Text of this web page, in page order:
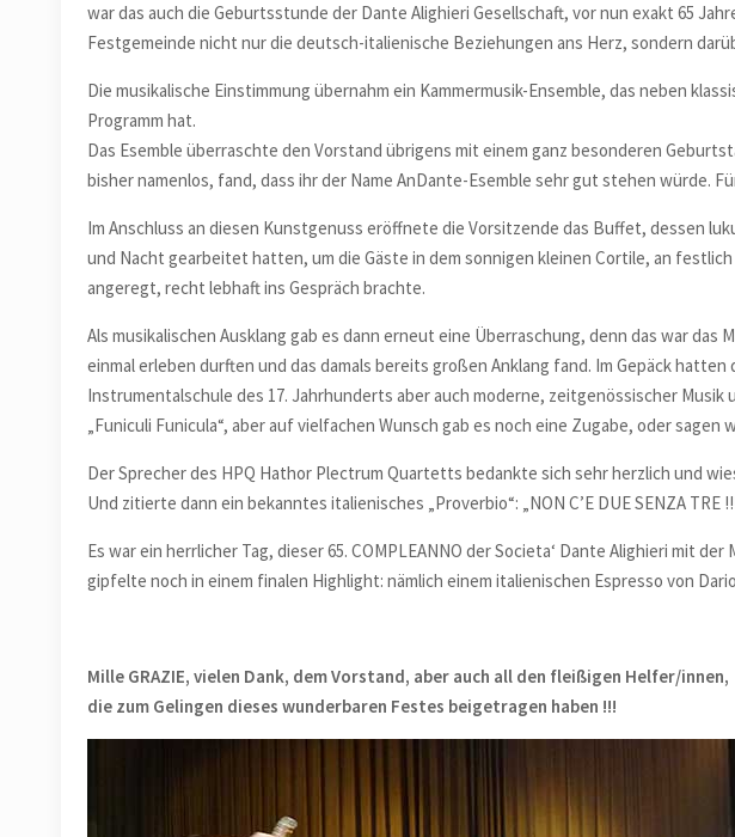
war das auch die Geburtsstunde der Dante Alighieri Gesellschaft, vor nun exakt 65
Festgemeinde nicht nur die deutsch-italienische Beziehungen ans Herz, sondern
Die musikalische Einstimmung übernahm ein Kammermusik-Ensemble, das neben
Programm hat.
Das Esemble überraschte den Vorstand übrigens mit einem ganz besonderen
bisher namenlos, fand, dass ihr der Name AnDante-Esemble sehr gut stehen würde.
Im Anschluss an diesen Kunstgenuss eröffnete die Vorsitzende das Buffet, dessen
und Nacht gearbeitet hatten, um die Gäste in dem sonnigen kleinen Cortile, an
angeregt, recht lebhaft ins Gespräch brachte.
Als musikalischen Ausklang gab es dann erneut eine Überraschung, denn das war
einmal erleben durften und das damals bereits großen Anklang fand. Im Gepäck
Instrumentalschule des 17. Jahrhunderts aber auch moderne, zeitgenössischer
„Funiculi Funicula“, aber auf vielfachen Wunsch gab es noch eine Zugabe, oder sagen
Der Sprecher des HPQ Hathor Plectrum Quartetts bedankte sich sehr herzlich und
Und zitierte dann ein bekanntes italienisches „Proverbio“: „NON C’E DUE SENZA
Es war ein herrlicher Tag, dieser 65. COMPLEANNO der Societa‘ Dante Alighierimit der
gipfelte noch in einem finalen Highlight: nämlich einem italienischen Espresso von
Mille GRAZIE, vielen Dank, dem Vorstand, aber auch all den fleißigen Helfer/innen,
die zum Gelingen dieses wunderbaren Festes beigetragen haben !!!